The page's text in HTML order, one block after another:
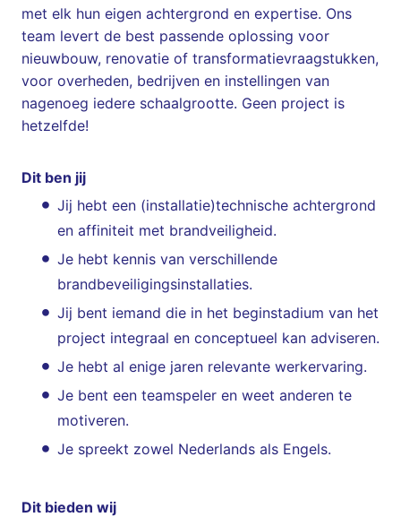
met elk hun eigen achtergrond en expertise. Ons
team levert de best passende oplossing voor
nieuwbouw, renovatie of transformatievraagstukken,
voor overheden, bedrijven en instellingen van
nagenoeg iedere schaalgrootte. Geen project is
hetzelfde!
Dit ben jij
Jij hebt een (installatie)technische achtergrond
en affiniteit met brandveiligheid.
Je hebt kennis van verschillende
brandbeveiligingsinstallaties.
Jij bent iemand die in het beginstadium van het
project integraal en conceptueel kan adviseren.
Je hebt al enige jaren relevante werkervaring.
Je bent een teamspeler en weet anderen te
motiveren.
Je spreekt zowel Nederlands als Engels.
Dit bieden wij